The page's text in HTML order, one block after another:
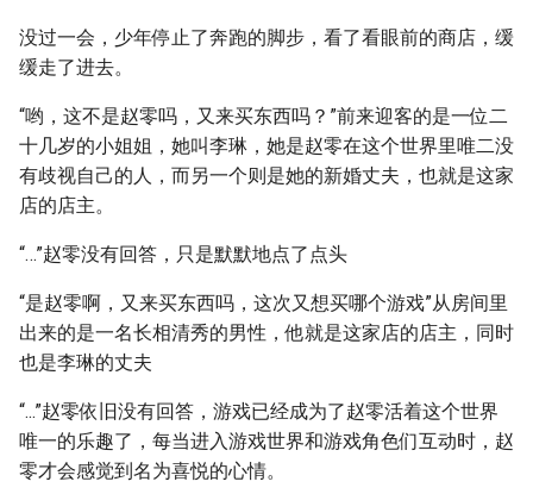
没过一会，少年停止了奔跑的脚步，看了看眼前的商店，缓
缓走了进去。
“哟，这不是赵零吗，又来买东西吗？”前来迎客的是一位二
十几岁的小姐姐，她叫李琳，她是赵零在这个世界里唯二没
有歧视自己的人，而另一个则是她的新婚丈夫，也就是这家
店的店主。
“…”赵零没有回答，只是默默地点了点头
“是赵零啊，又来买东西吗，这次又想买哪个游戏”从房间里
出来的是一名长相清秀的男性，他就是这家店的店主，同时
也是李琳的丈夫
“...”赵零依旧没有回答，游戏已经成为了赵零活着这个世界
唯一的乐趣了，每当进入游戏世界和游戏角色们互动时，赵
零才会感觉到名为喜悦的心情。